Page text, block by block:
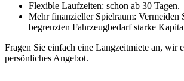
Flexible Laufzeiten: schon ab 30 Tagen.
Mehr finanzieller Spielraum: Vermeiden
begrenzten Fahrzeugbedarf starke
Fragen Sie einfach eine Langzeitmiete an, wir
persönliches Angebot.